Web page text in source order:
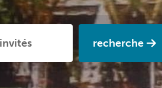
recherche